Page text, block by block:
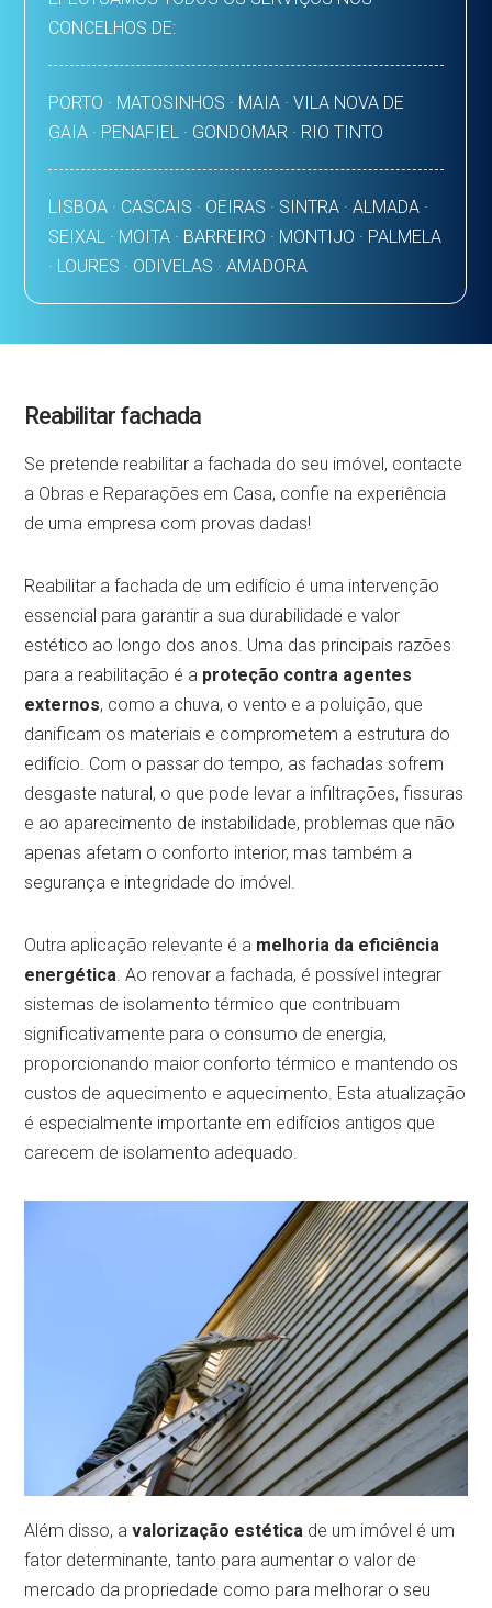
CONCELHOS DE:
PORTO · MATOSINHOS · MAIA · VILA NOVA DE
GAIA · PENAFIEL · GONDOMAR · RIO TINTO
LISBOA · CASCAIS · OEIRAS · SINTRA · ALMADA ·
SEIXAL · MOITA · BARREIRO · MONTIJO · PALMELA
· LOURES · ODIVELAS · AMADORA
Reabilitar fachada
Se pretende reabilitar a fachada do seu imóvel, contacte
a Obras e Reparações em Casa, confie na experiência
de uma empresa com provas dadas!
Reabilitar a fachada de um edifício é uma intervenção
essencial para garantir a sua durabilidade e valor
estético ao longo dos anos. Uma das principais razões
para a reabilitação é a proteção contra agentes
externos, como a chuva, o vento e a poluição, que
danificam os materiais e comprometem a estrutura do
edifício. Com o passar do tempo, as fachadas sofrem
desgaste natural, o que pode levar a infiltrações, fissuras
e ao aparecimento de instabilidade, problemas que não
apenas afetam o conforto interior, mas também a
segurança e integridade do imóvel.
Outra aplicação relevante é a melhoria da eficiência
energética. Ao renovar a fachada, é possível integrar
sistemas de isolamento térmico que contribuam
significativamente para o consumo de energia,
proporcionando maior conforto térmico e mantendo os
custos de aquecimento e aquecimento. Esta atualização
é especialmente importante em edifícios antigos que
carecem de isolamento adequado.
Além disso, avalorização estética de um imóvel é um
fator determinante, tanto para aumentar o valor de
mercado da propriedade como para melhorar o seu